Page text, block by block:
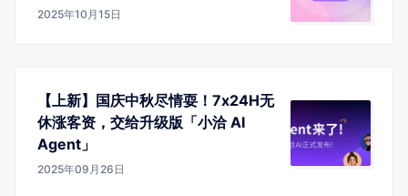
2025年10月15日
【上新】国庆中秋尽情耍！7x24H无
休涨客资，交给升级版「小洽 AI
Agent」
2025年09月26日